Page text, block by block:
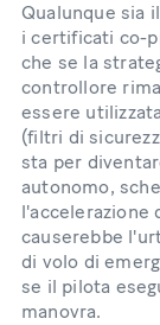
Qualunque sia
i certificati co-
che se la
controllore
essere
(filtri di
sta per
autonomo,
l'accelerazione
causerebbe
di volo di
se il pilota
manovra.